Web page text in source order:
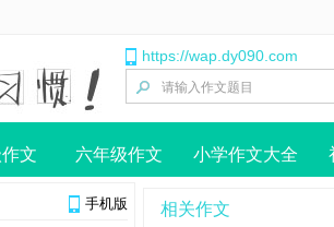
https://wap.dy090.com
文 六年级作文 小学作文大全
手机版 相关作文